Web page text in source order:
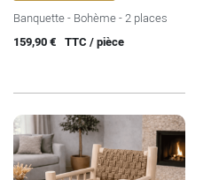
Banquette - Bohème - 2 places
Prix
159,90 € TTC / pièce